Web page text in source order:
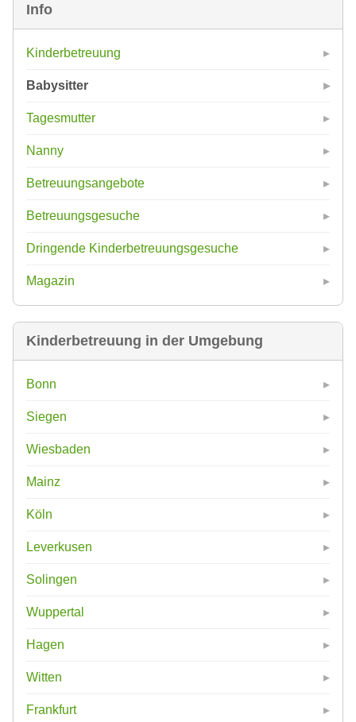
Info
Kinderbetreuung
Babysitter
Tagesmutter
Nanny
Betreuungsangebote
Betreuungsgesuche
Dringende Kinderbetreuungsgesuche
Magazin
Kinderbetreuung in der Umgebung
Bonn
Siegen
Wiesbaden
Mainz
Köln
Leverkusen
Solingen
Wuppertal
Hagen
Witten
Frankfurt